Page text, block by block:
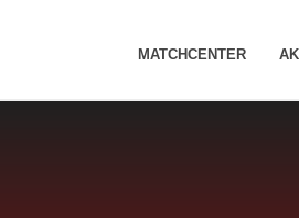
MATCHCENTER